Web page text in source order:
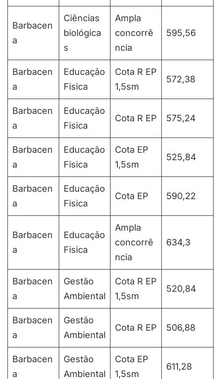
Barbacen
a
Ciências
biológica
s
Ampla
concorrê
ncia
595,56
Barbacen
a
Educação
Fisica
Cota R EP
1,5sm
572,38
Barbacen
a
Educação
Fisica
Cota R EP 575,24
Barbacen
a
Educação
Fisica
Cota EP
1,5sm
525,84
Barbacen
a
Educação
Fisica
Cota EP 590,22
Barbacen
a
Educação
Fisica
Ampla
concorrê
ncia
634,3
Barbacen
a
Gestão
Ambiental
Cota R EP
1,5sm
520,84
Barbacen
a
Gestão
Ambiental
Cota R EP 506,88
Barbacen
a
Gestão
Ambiental
Cota EP
1,5sm
611,28